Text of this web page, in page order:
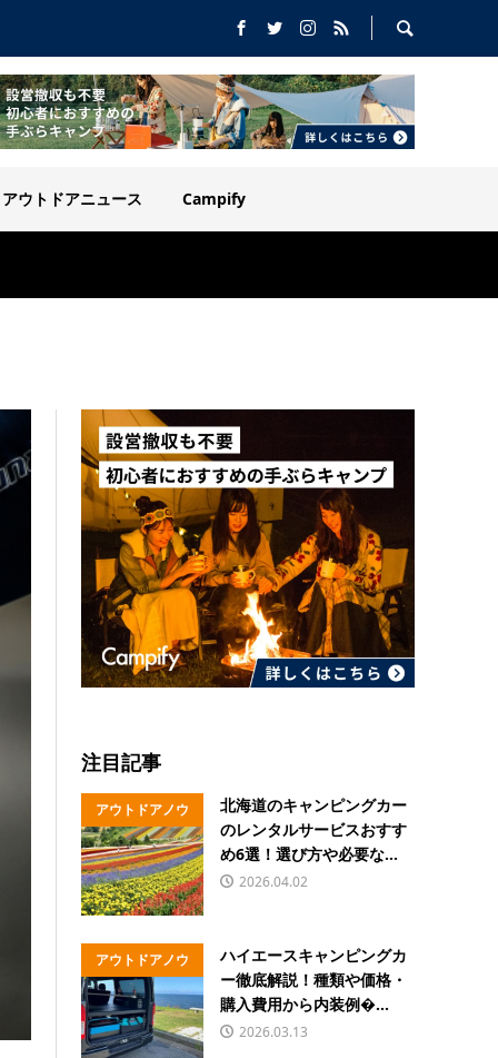
アウトドアニュース Campify
注目記事
アウトドアノウ
ハウ
北海道のキャンピングカー
のレンタルサービスおすす
め6選！選び方や必要な...
2026.04.02
アウトドアノウ
ハウ
ハイエースキャンピングカ
ー徹底解説！種類や価格・
購入費用から内装例�...
2026.03.13